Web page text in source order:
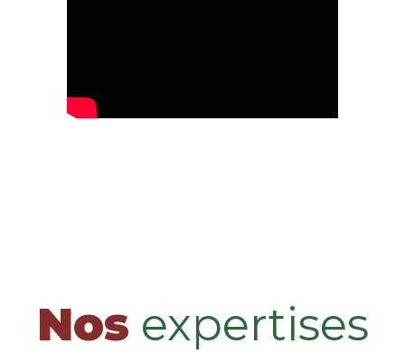
Nos expertises